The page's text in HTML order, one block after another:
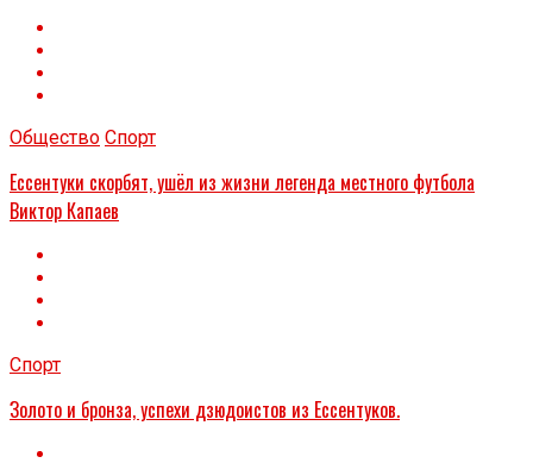
Общество Спорт
Ессентуки скорбят, ушёл из жизни легенда местного футбола
Виктор Капаев
Спорт
Золото и бронза, успехи дзюдоистов из Ессентуков.